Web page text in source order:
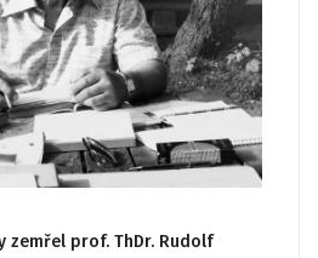
zemřel prof. ThDr. Rudolf